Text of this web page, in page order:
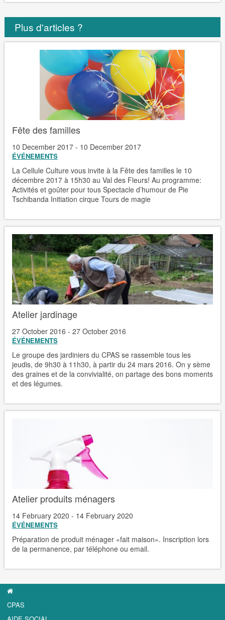
Plus d'articles ?
Fête des familles
10 December 2017 - 10 December 2017
ÉVÉNEMENTS
La Cellule Culture vous invite à la Fête des familles le 10
décembre 2017 à 15h30 au Val des Fleurs! Au programme:
Activités et goûter pour tous Spectacle d’humour de Pie
Tschibanda Initiation cirque Tours de magie
Atelier jardinage
27 October 2016 - 27 October 2016
ÉVÉNEMENTS
Le groupe des jardiniers du CPAS se rassemble tous les
jeudis, de 9h30 à 11h30, à partir du 24 mars 2016. On y sème
des graines et de la convivialité, on partage des bons moments
et des légumes.
Atelier produits ménagers
14 February 2020 - 14 February 2020
ÉVÉNEMENTS
Préparation de produit ménager «fait maison». Inscription lors
de la permanence, par téléphone ou email.
CPAS